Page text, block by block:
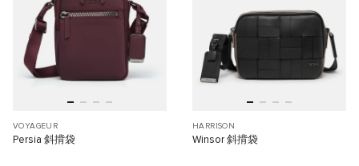
VOYAGEUR
Persia 斜揹袋
HARRISON
Winsor 斜揹袋